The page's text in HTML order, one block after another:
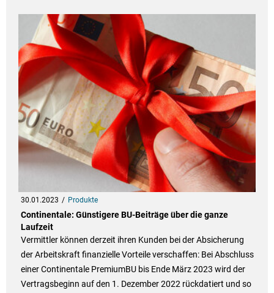
30.01.2023 Produkte
Continentale: Günstigere BU-Beiträge über die ganze
Laufzeit
Vermittler können derzeit ihren Kunden bei der Absicherung
der Arbeitskraft finanzielle Vorteile verschaffen: Bei Abschluss
einer Continentale PremiumBU bis Ende März 2023 wird der
Vertragsbeginn auf den 1. Dezember 2022 rückdatiert und so